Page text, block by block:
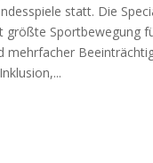
statt. Die
größ­te Sport­be­we­gung
mehr­fa­cher